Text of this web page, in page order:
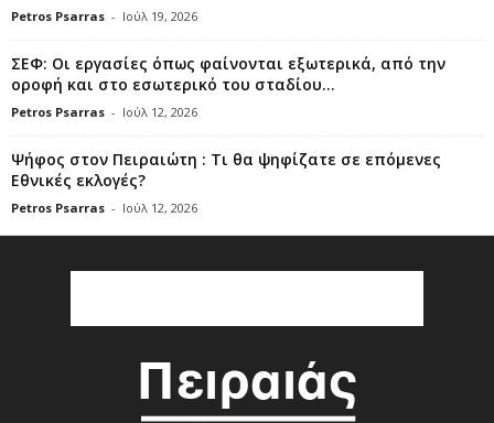
Petros Psarras - Ιούλ 19, 2026
ΣΕΦ: Οι εργασίες όπως φαίνονται εξωτερικά, από την
οροφή και στο εσωτερικό του σταδίου...
Petros Psarras - Ιούλ 12, 2026
Ψήφος στον Πειραιώτη : Τι θα ψηφίζατε σε επόμενες
Εθνικές εκλογές?
Petros Psarras - Ιούλ 12, 2026